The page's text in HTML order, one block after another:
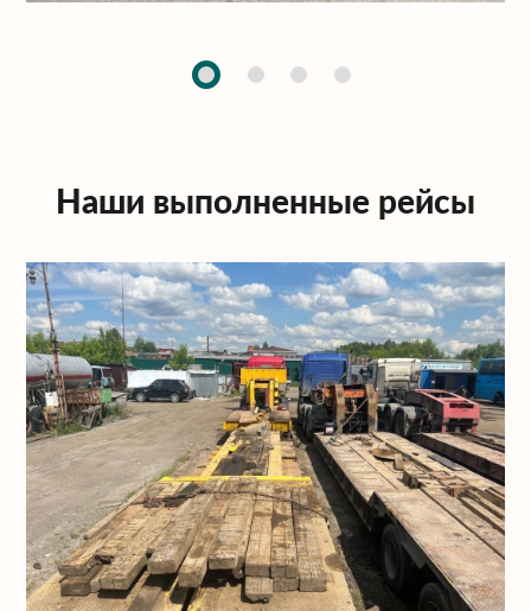
Наши выполненные рейсы